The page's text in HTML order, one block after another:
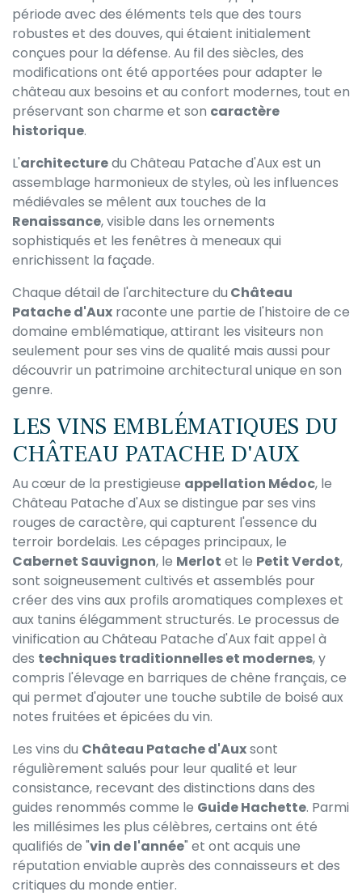
période avec des éléments tels que des tours
robustes et des douves, qui étaient initialement
conçues pour la défense. Au fil des siècles, des
modifications ont été apportées pour adapter le
château aux besoins et au confort modernes, tout en
préservant son charme et son caractère
historique.
L'architecturedu Château Patache d'Aux est un
assemblage harmonieux de styles, où les influences
médiévales se mêlent aux touches de la
Renaissance, visible dans les ornements
sophistiqués et les fenêtres à meneaux qui
enrichissent la façade.
Chaque détail de l'architecture du Château
Patache d'Aux raconte une partie de l'histoire de ce
domaine emblématique, attirant les visiteurs non
seulement pour ses vins de qualité mais aussi pour
découvrir un patrimoine architectural unique en son
genre.
LES VINS EMBLÉMATIQUES DU
CHÂTEAU PATACHE D'AUX
Au cœur de la prestigieuse appellation Médoc, le
Château Patache d'Aux se distingue par ses vins
rouges de caractère, qui capturent l'essence du
terroir bordelais. Les cépages principaux, le
Cabernet Sauvignon, le Merlot et le Petit Verdot,
sont soigneusement cultivés et assemblés pour
créer des vins aux profils aromatiques complexes et
aux tanins élégamment structurés. Le processus de
vinification au Château Patache d'Aux fait appel à
des techniques traditionnelles et modernes, y
compris l'élevage en barriques de chêne français, ce
qui permet d'ajouter une touche subtile de boisé aux
notes fruitées et épicées du vin.
Les vins du Château Patache d'Auxsont
régulièrement salués pour leur qualité et leur
consistance, recevant des distinctions dans des
guides renommés comme le Guide Hachette. Parmi
les millésimes les plus célèbres, certains ont été
qualifiés de "vin de l'année" et ont acquis une
réputation enviable auprès des connaisseurs et des
critiques du monde entier.